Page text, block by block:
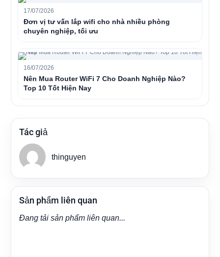
17/07/2026
Đơn vị tư vấn lắp wifi cho nhà nhiều phòng
chuyên nghiệp, tối ưu
16/07/2026
Nên Mua Router WiFi 7 Cho Doanh Nghiệp Nào?
Top 10 Tốt Hiện Nay
Tác giả
thinguyen
Sản phẩm liên quan
Đang tải sản phẩm liên quan...